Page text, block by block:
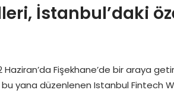
İstanbul’daki
Fişekhane’de bir araya
bu yana düzenlenen Istanbul Fintech